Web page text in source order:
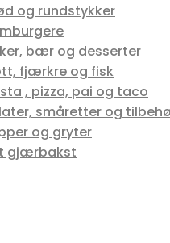
og rundstykker
bær og desserter
fjærkre og fisk
, pizza, pai og taco
småretter og
og gryter
gjærbakst